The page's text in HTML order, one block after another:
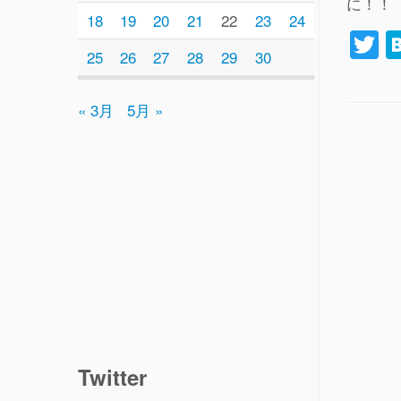
18
19 20 21 22 23
24
25
26 27 28 29 30
« 3月 5月 »
Twitter
T